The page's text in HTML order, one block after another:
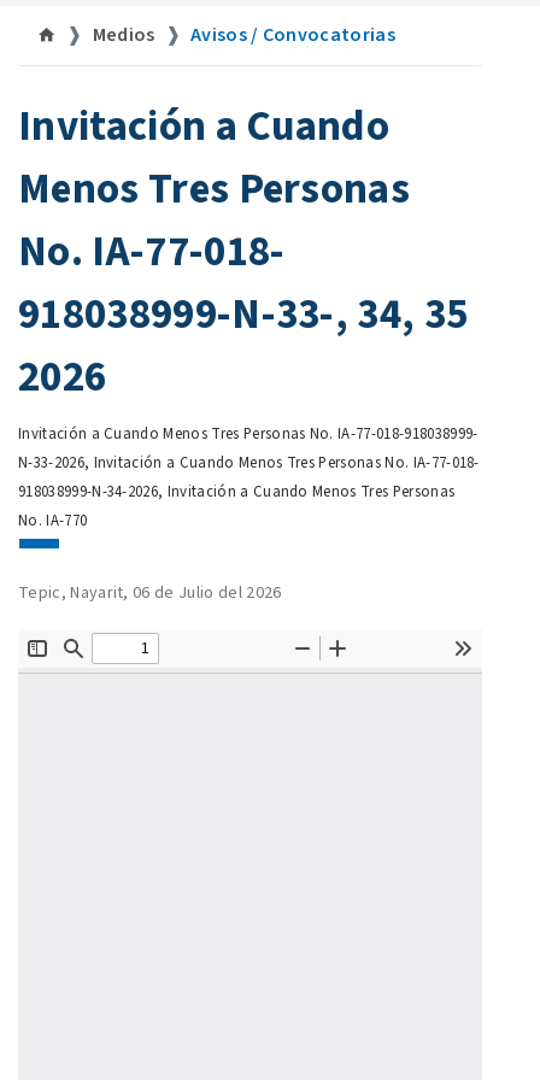
Medios Avisos / Convocatorias
Invitación a Cuando
Menos Tres Personas
No. IA-77-018-
918038999-N-33-, 34, 35
2026
Invitación a Cuando Menos Tres Personas No. IA-77-018-918038999-
N-33-2026, Invitación a Cuando Menos Tres Personas No. IA-77-018-
918038999-N-34-2026, Invitación a Cuando Menos Tres Personas
No. IA-770
Tepic, Nayarit, 06 de Julio del 2026